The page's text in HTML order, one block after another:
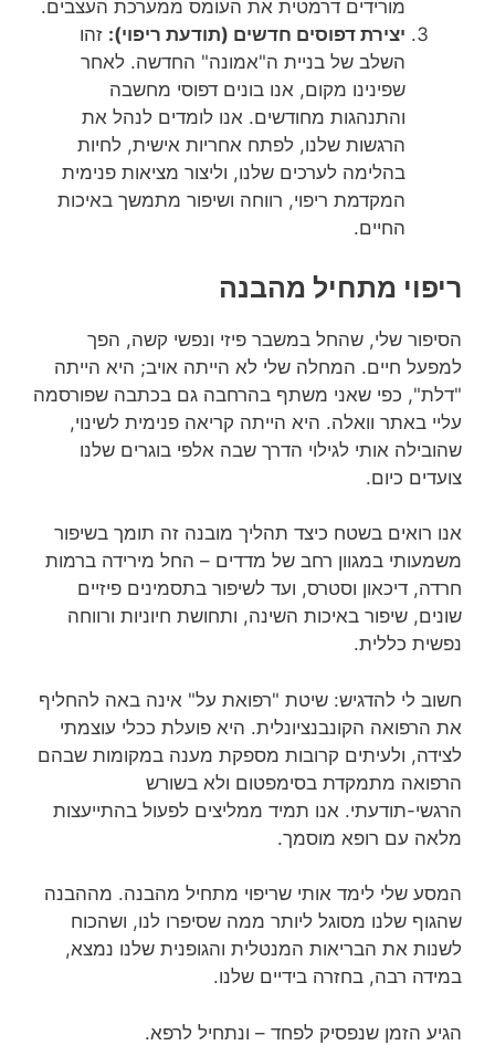
מורידים דרמטית את העומס ממערכת העצבים.
יצירת דפוסים חדשים (תודעת ריפוי): זהו
השלב של בניית ה"אמונה" החדשה. לאחר
שפינינו מקום, אנו בונים דפוסי מחשבה
והתנהגות מחודשים. אנו לומדים לנהל את
הרגשות שלנו, לפתח אחריות אישית, לחיות
בהלימה לערכים שלנו, וליצור מציאות פנימית
המקדמת ריפוי, רווחה ושיפור מתמשך באיכות
החיים.
ריפוי מתחיל מהבנה
הסיפור שלי, שהחל במשבר פיזי ונפשי קשה, הפך
למפעל חיים. המחלה שלי לא הייתה אויב; היא הייתה
"דלת", כפי שאני משתף בהרחבה גם בכתבה שפורסמה
עליי באתר וואלה. היא הייתה קריאה פנימית לשינוי,
שהובילה אותי לגילוי הדרך שבה אלפי בוגרים שלנו
צועדים כיום.
אנו רואים בשטח כיצד תהליך מובנה זה תומך בשיפור
משמעותי במגוון רחב של מדדים – החל מירידה ברמות
חרדה, דיכאון וסטרס, ועד לשיפור בתסמינים פיזיים
שונים, שיפור באיכות השינה, ותחושת חיוניות ורווחה
נפשית כללית.
חשוב לי להדגיש: שיטת "רפואת על" אינה באה להחליף
את הרפואה הקונבנציונלית. היא פועלת ככלי עוצמתי
לצידה, ולעיתים קרובות מספקת מענה במקומות שבהם
הרפואה מתמקדת בסימפטום ולא בשורש
הרגשי-תודעתי. אנו תמיד ממליצים לפעול בהתייעצות
מלאה עם רופא מוסמך.
המסע שלי לימד אותי שריפוי מתחיל מהבנה. מההבנה
שהגוף שלנו מסוגל ליותר ממה שסיפרו לנו, ושהכוח
לשנות את הבריאות המנטלית והגופנית שלנו נמצא,
במידה רבה, בחזרה בידיים שלנו.
הגיע הזמן שנפסיק לפחד – ונתחיל לרפא.